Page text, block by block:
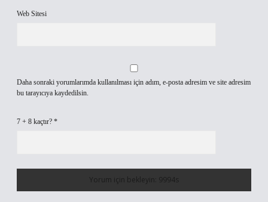
Web Sitesi
Daha sonraki yorumlarımda kullanılması için adım, e-posta adresim ve site adresim
bu tarayıcıya kaydedilsin.
7 + 8 kaçtır? *